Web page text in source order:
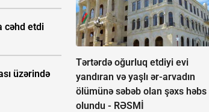
cəhd etdi
üzərində
Tərtərdə oğurluq etdiyi evi
yandıran və yaşlı ər-arvadın
ölümünə səbəb olan şəxs həbs
olundu - RƏSMİ